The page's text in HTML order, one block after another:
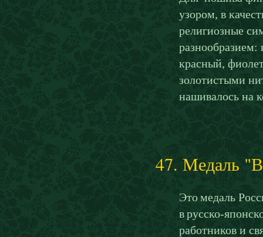
узором, в
религиозные
красный,
золотистыми
нашивалось на
47. Медаль
Это медаль
в русско-
работников и